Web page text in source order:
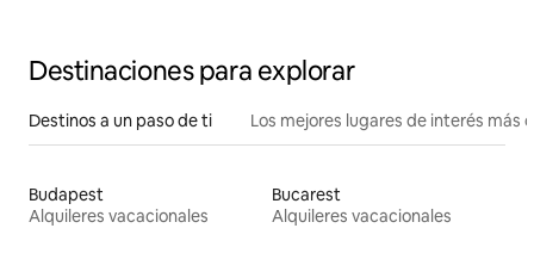
Destinaciones para explorar
Destinos a un paso de ti Los mejores lugares de interés más
Budapest
Alquileres vacacionales
Bucarest
Alquileres vacacionales